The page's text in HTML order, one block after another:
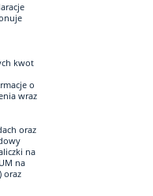
kwot
o
wraz
oraz
na
na
oraz